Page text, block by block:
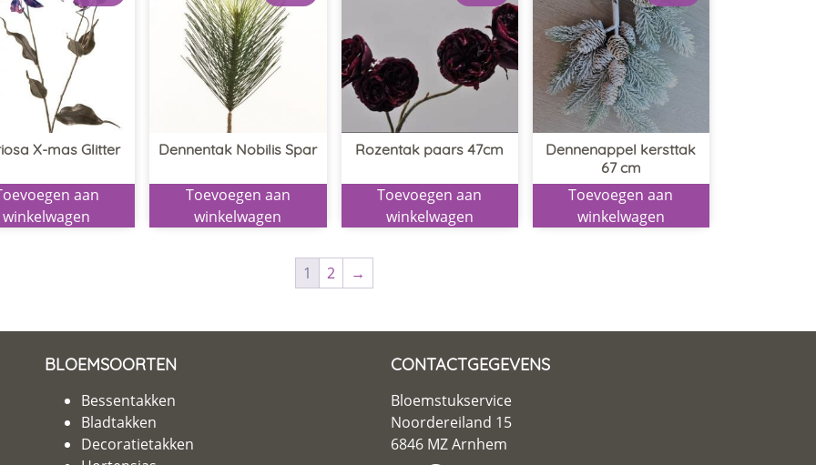
X-mas Glitter
aan
winkelwagen
Dennentak Nobilis Spar
Toevoegen aan
winkelwagen
Rozentak paars 47cm
Toevoegen aan
winkelwagen
Dennenappel kersttak
67 cm
Toevoegen aan
winkelwagen
1 2 →
BLOEMSOORTEN
Bessentakken
Bladtakken
Decoratietakken
CONTACTGEGEVENS
Bloemstukservice
Noordereiland 15
6846 MZ Arnhem